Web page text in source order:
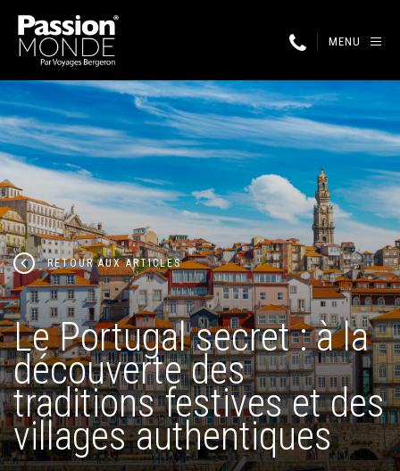
MENU
RETOUR AUX ARTICLES
Le Portugal secret : à la
découverte des
traditions festives et des
villages authentiques